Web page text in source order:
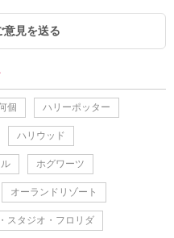
意見を送る
個 ハリーポッター
ハリウッド
ホグワーツ
オーランドリゾート
スタジオ・フロリダ